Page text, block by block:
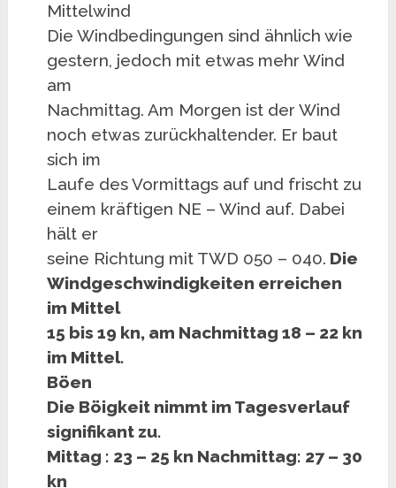
Mittelwind
Die Windbedingungen sind ähnlich wie
gestern, jedoch mit etwas mehr Wind
am
Nachmittag. Am Morgen ist der Wind
noch etwas zurückhaltender. Er baut
sich im
Laufe des Vormittags auf und frischt zu
einem kräftigen NE – Wind auf. Dabei
hält er
seine Richtung mit TWD 050 – 040. Die
Windgeschwindigkeiten erreichen
im Mittel
15 bis 19 kn, am Nachmittag 18 – 22 kn
im Mittel.
Böen
Die Böigkeit nimmt im Tagesverlauf
signifikant zu.
Mittag : 23 – 25 kn Nachmittag: 27 – 30
kn